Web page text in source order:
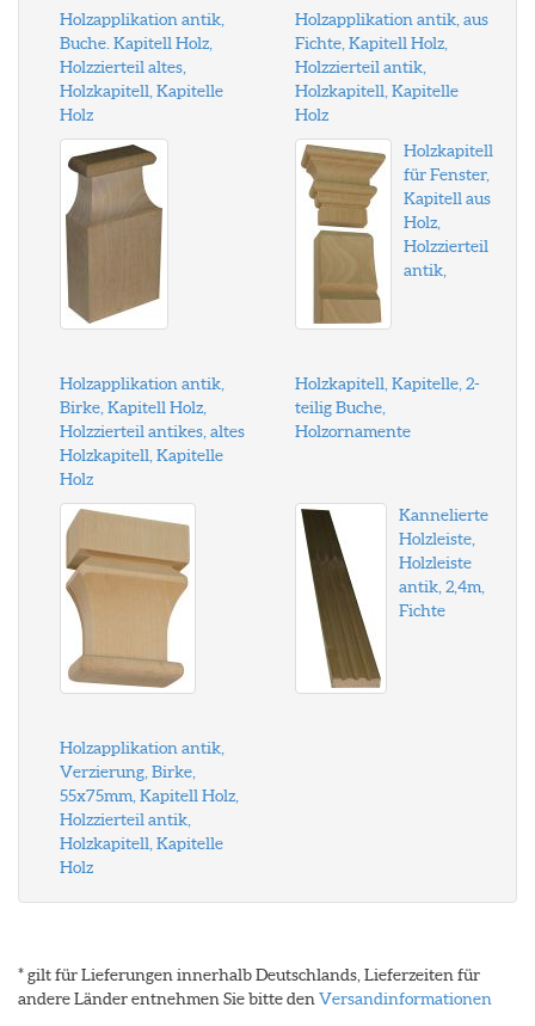
Holzapplikation antik,
Buche. Kapitell Holz,
Holzzierteil altes,
Holzkapitell, Kapitelle
Holz
Holzapplikation antik, aus
Fichte, Kapitell Holz,
Holzzierteil antik,
Holzkapitell, Kapitelle
Holz
Holzapplikation antik,
Birke, Kapitell Holz,
Holzzierteil antikes, altes
Holzkapitell, Kapitelle
Holz
Holzkapitell
für Fenster,
Kapitell aus
Holz,
Holzzierteil
antik,
Holzkapitell, Kapitelle, 2-
teilig Buche,
Holzornamente
Holzapplikation antik,
Verzierung, Birke,
55x75mm, Kapitell Holz,
Holzzierteil antik,
Holzkapitell, Kapitelle
Holz
Kannelierte
Holzleiste,
Holzleiste
antik, 2,4m,
Fichte
* gilt für Lieferungen innerhalb Deutschlands, Lieferzeiten für
andere Länder entnehmen Sie bitte den Versandinformationen